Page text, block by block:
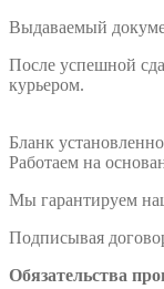
Выдаваемый
После успешной
курьером.
Бланк
Работаем на
Мы гарантируем
Подписывая
Обязательства